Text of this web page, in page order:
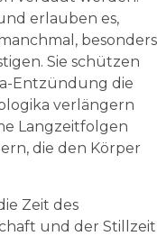
erlauben es,
besonders
Sie schützen
Entzündung die
verlängern
Langzeitfolgen
die den Körper
Zeit des
und der Stillzeit